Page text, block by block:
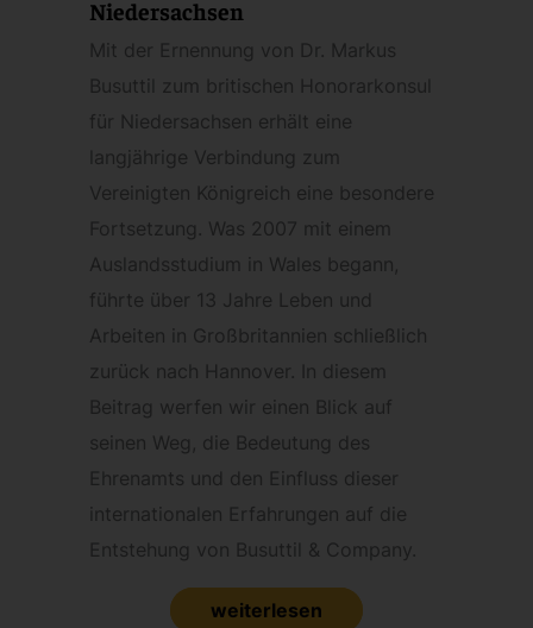
Niedersachsen
Mit der Ernennung von Dr. Markus
Busuttil zum britischen Honorarkonsul
für Niedersachsen erhält eine
langjährige Verbindung zum
Vereinigten Königreich eine besondere
Fortsetzung. Was 2007 mit einem
Auslandsstudium in Wales begann,
führte über 13 Jahre Leben und
Arbeiten in Großbritannien schließlich
zurück nach Hannover. In diesem
Beitrag werfen wir einen Blick auf
seinen Weg, die Bedeutung des
Ehrenamts und den Einfluss dieser
internationalen Erfahrungen auf die
Entstehung von Busuttil & Company.
weiterlesen